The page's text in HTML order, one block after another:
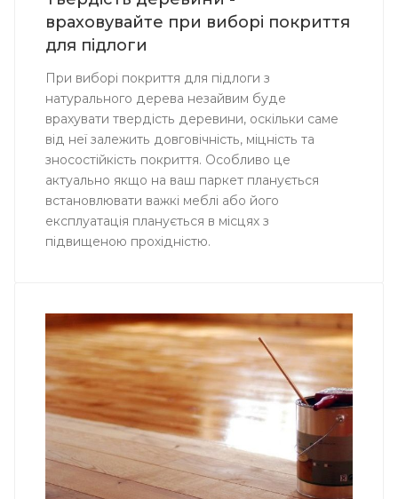
враховувайте при виборі покриття
для підлоги
При виборі покриття для підлоги з
натурального дерева незайвим буде
врахувати твердість деревини, оскільки саме
від неї залежить довговічність, міцність та
зносостійкість покриття. Особливо це
актуально якщо на ваш паркет планується
встановлювати важкі меблі або його
експлуатація планується в місцях з
підвищеною прохідністю.